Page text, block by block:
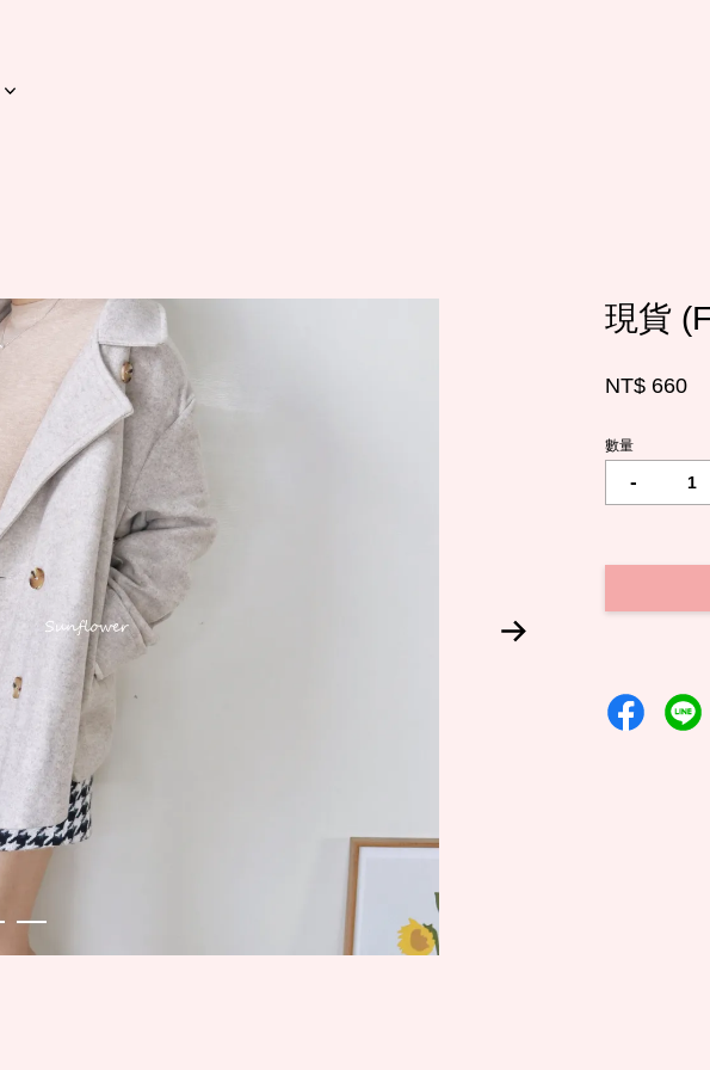
現貨
NT$ 660
數量
-